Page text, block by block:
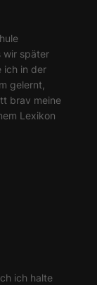
wir später
ich in der
gelernt,
brav meine
Lexikon
ich halte